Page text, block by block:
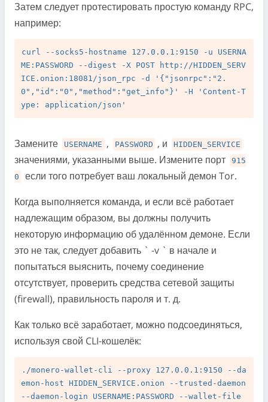
Затем следует протестировать простую команду RPC,
например:
curl --socks5-hostname 127.0.0.1:9150 -u USERNA
ME:PASSWORD --digest -X POST http://HIDDEN_SERV
ICE.onion:18081/json_rpc -d '{"jsonrpc":"2.
0","id":"0","method":"get_info"}' -H 'Content-T
Замените USERNAME , PASSWORD , и HIDDEN_SERVICE
значениями, указанными выше. Измените порт
915
0
если того потребует ваш локальный демон Tor.
Когда выполняется команда, и если всё работает
надлежащим образом, вы должны получить
некоторую информацию об удалённом демоне. Если
это не так, следует добавить ` -v ` в начале и
попытаться выяснить, почему соединение
отсутствует, проверить средства сетевой защиты
(firewall), правильность пароля и т. д.
Как только всё заработает, можно подсоединяться,
используя свой CLI-кошелёк:
./monero-wallet-cli --proxy 127.0.0.1:9150 --da
emon-host HIDDEN_SERVICE.onion --trusted-daemon
--daemon-login USERNAME:PASSWORD --wallet-file